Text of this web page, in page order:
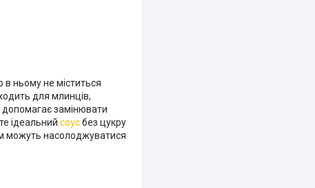
ньому не міститься
для млинців,
допомагає замінювати
ідеальний соусбез цукру
можуть насолоджуватися